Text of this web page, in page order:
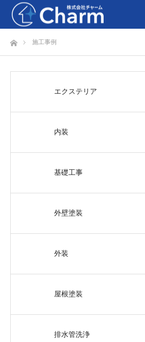
ホーム施工事例
エクステリア
内装
基礎工事
外壁塗装
外装
屋根塗装
排水管洗浄